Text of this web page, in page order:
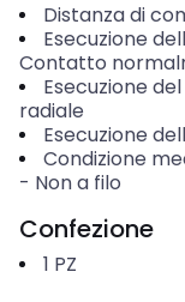
Distanza di
Esecuzione
Contatto
Esecuzione
radiale
Esecuzione
Condizione
- Non a filo
Confezione
1 PZ